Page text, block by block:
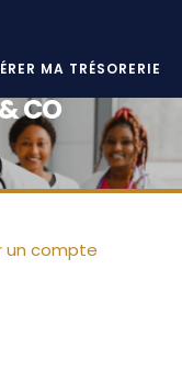
MA TRÉSORERIE
CO
un compte